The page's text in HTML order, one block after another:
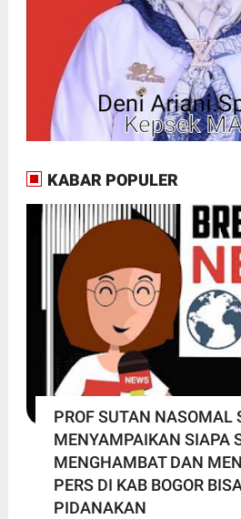
KABAR POPULER
PROF SUTAN NASOMAL
MENYAMPAIKAN SIAPA
MENGHAMBAT DAN
PERS DI KAB BOGOR
PIDANAKAN